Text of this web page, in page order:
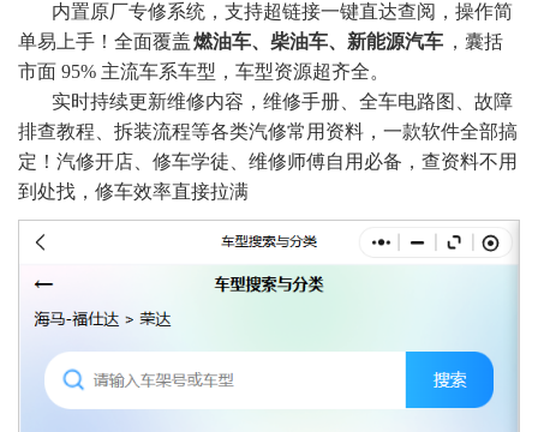
内置原厂专修系统，支持超链接一键直达查阅，操作简
单易上手！全面覆盖燃油车、柴油车、新能源汽车 ，囊括
市面 95% 主流车系车型，车型资源超齐全。
实时持续更新维修内容，维修手册、全车电路图、故障
排查教程、拆装流程等各类汽修常用资料，一款软件全部搞
定！汽修开店、修车学徒、维修师傅自用必备，查资料不用
到处找，修车效率直接拉满